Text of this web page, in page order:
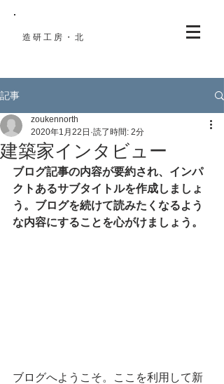
造研工房・北
記事
建築家インタビュー
zoukennorth
2020年1月22日 読了時間: 2分
ブログ記事の内容が要約され、インパ
クトあるサブタイトルを作成しましょ
う。ブログを続けて読みたくなるよう
な内容にすることを心がけましょう。
ブログへようこそ。ここを利用して新